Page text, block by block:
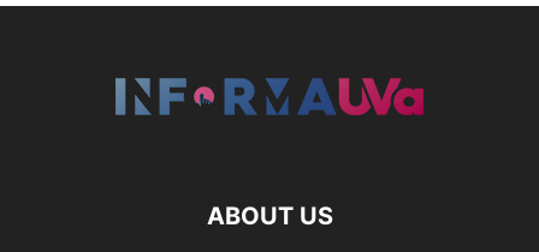
ABOUT US